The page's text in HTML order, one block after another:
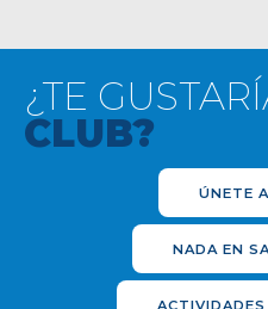
Triatlón
¿TE
CLUB?